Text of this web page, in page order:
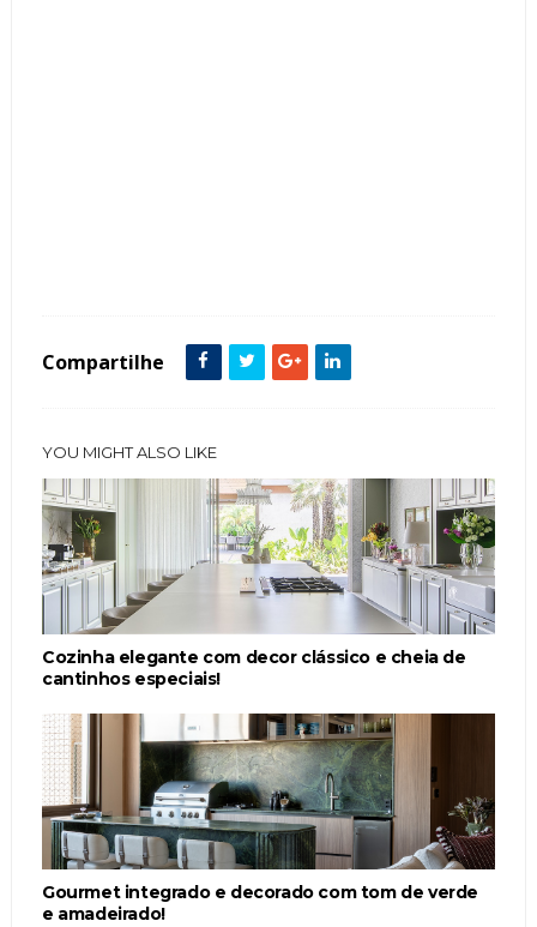
Compartilhe
YOU MIGHT ALSO LIKE
Cozinha elegante com decor clássico e cheia de
cantinhos especiais!
Gourmet integrado e decorado com tom de verde
e amadeirado!